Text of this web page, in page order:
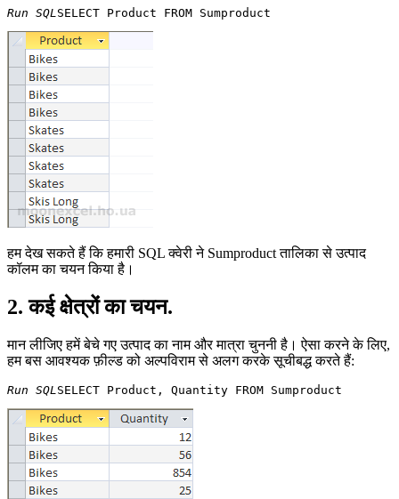
Run SQL SELECT Product FROM Sumproduct
हम देख सकते हैं कि हमारी SQL क्वेरी ने Sumproduct तालिका से उत्पाद
कॉलम का चयन किया है।
2. कई क्षेत्रों का चयन.
मान लीजिए हमें बेचे गए उत्पाद का नाम और मात्रा चुननी है। ऐसा करने के लिए,
हम बस आवश्यक फ़ील्ड को अल्पविराम से अलग करके सूचीबद्ध करते हैं:
Run SQL SELECT Product, Quantity FROM Sumproduct